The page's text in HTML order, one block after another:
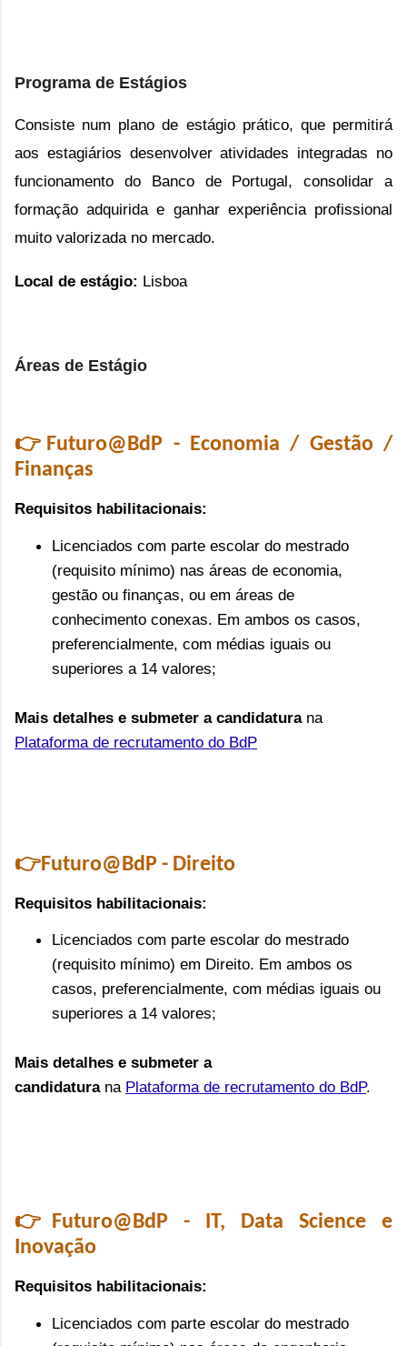
Programa de Estágios
Consiste num plano de estágio prático, que permitirá
aos estagiários desenvolver atividades integradas no
funcionamento do Banco de Portugal, consolidar a
formação adquirida e ganhar experiência profissional
muito valorizada no mercado.
Local de estágio: Lisboa
Áreas de Estágio
👉Futuro@BdP - Economia / Gestão /
Finanças
Requisitos habilitacionais:
Licenciados com parte escolar do mestrado
(requisito mínimo) nas áreas de economia,
gestão ou finanças, ou em áreas de
conhecimento conexas. Em ambos os casos,
preferencialmente, com médias iguais ou
superiores a 14 valores;
Mais detalhes e submeter a candidaturana
Plataforma de recrutamento do BdP
👉Futuro@BdP - Direito
Requisitos habilitacionais:
Licenciados com parte escolar do mestrado
(requisito mínimo) em Direito. Em ambos os
casos, preferencialmente, com médias iguais ou
superiores a 14 valores;
Mais detalhes e submeter a
candidaturana Plataforma de recrutamento do BdP.
👉Futuro@BdP - IT, Data Science e
Inovação
Requisitos habilitacionais:
Licenciados com parte escolar do mestrado